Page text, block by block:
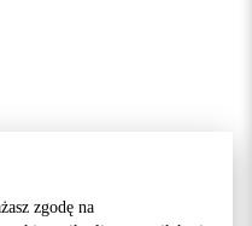
zgodę na